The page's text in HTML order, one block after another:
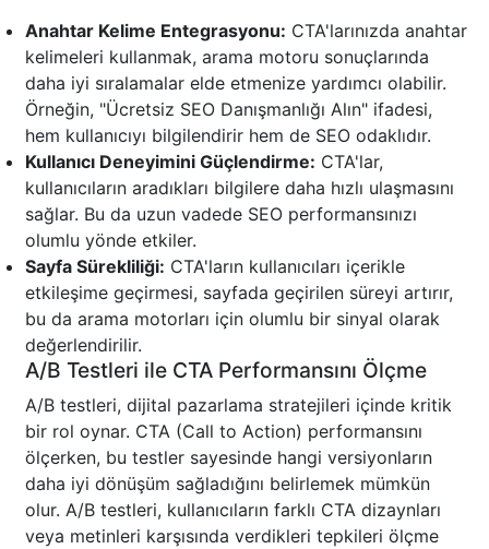
Anahtar Kelime Entegrasyonu: CTA'larınızda anahtar
kelimeleri kullanmak, arama motoru sonuçlarında
daha iyi sıralamalar elde etmenize yardımcı olabilir.
Örneğin, "Ücretsiz SEO Danışmanlığı Alın" ifadesi,
hem kullanıcıyı bilgilendirir hem de SEO odaklıdır.
Kullanıcı Deneyimini Güçlendirme: CTA'lar,
kullanıcıların aradıkları bilgilere daha hızlı ulaşmasını
sağlar. Bu da uzun vadede SEO performansınızı
olumlu yönde etkiler.
Sayfa Sürekliliği: CTA'ların kullanıcıları içerikle
etkileşime geçirmesi, sayfada geçirilen süreyi artırır,
bu da arama motorları için olumlu bir sinyal olarak
değerlendirilir.
A/B Testleri ile CTA Performansını Ölçme
A/B testleri, dijital pazarlama stratejileri içinde kritik
bir rol oynar. CTA (Call to Action) performansını
ölçerken, bu testler sayesinde hangi versiyonların
daha iyi dönüşüm sağladığını belirlemek mümkün
olur. A/B testleri, kullanıcıların farklı CTA dizaynları
veya metinleri karşısında verdikleri tepkileri ölçme